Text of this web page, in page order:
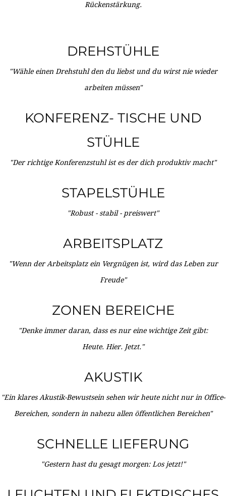
Rückenstärkung.
DREHSTÜHLE
"Wähle einen Drehstuhl den du liebst und du wirst nie wieder
arbeiten müssen"
KONFERENZ- TISCHE UND
STÜHLE
"Der richtige Konferenzstuhl ist es der dich produktiv macht"
STAPELSTÜHLE
"Robust - stabil - preiswert"
ARBEITSPLATZ
"Wenn der Arbeitsplatz ein Vergnügen ist, wird das Leben zur
Freude"
ZONEN BEREICHE
"Denke immer daran, dass es nur eine wichtige Zeit gibt:
Heute. Hier. Jetzt."
AKUSTIK
"Ein klares Akustik-Bewustsein sehen wir heute nicht nur in Office-
Bereichen, sondern in nahezu allen öffentlichen Bereichen"
SCHNELLE LIEFERUNG
"Gestern hast du gesagt morgen: Los jetzt!"